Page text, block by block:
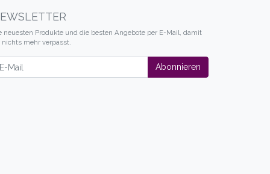
neuesten Produkte und die besten Angebote per E-Mail, damit
nichts mehr verpasst.
Abonnieren